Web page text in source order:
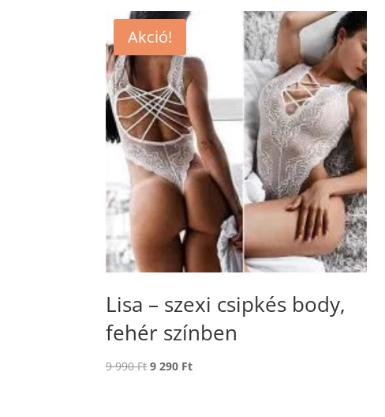
Akció!
Lisa – szexi csipkés body,
fehér színben
9 990FtOriginal
9 290 FtCurrent